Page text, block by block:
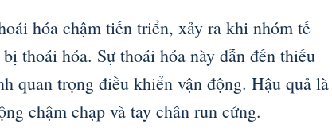
hóa chậm tiến triển, xảy ra khi nhóm tế
thoái hóa. Sự thoái hóa này dẫn đến thiếu
quan trọng điều khiển vận động. Hậu quả là
chậm chạp và tay chân run cứng.